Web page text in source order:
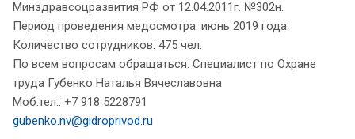
Минздравсоцразвития РФ от 12.04.2011г. №302н.
Период проведения медосмотра: июнь 2019 года.
Количество сотрудников: 475 чел.
По всем вопросам обращаться: Специалист по Охране
труда Губенко Наталья Вячеславовна
Моб.тел.: +7 918 5228791
gubenko.nv@gidroprivod.ru